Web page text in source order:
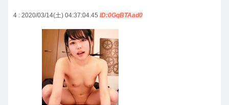
4 : 2020/03/14(土) 04:37:04.45 ID:0GqBTAad0